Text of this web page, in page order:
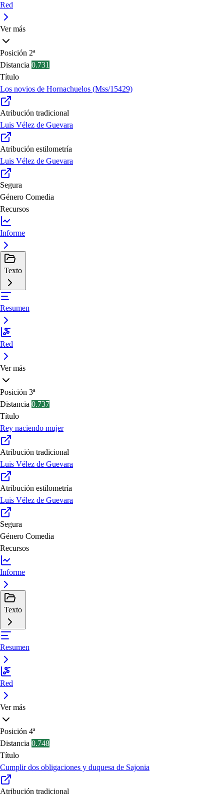
Red
Ver más
Posición 2ª
Distancia 0.731
Título
Los novios de Hornachuelos (Mss/15429)
Atribución tradicional
Luis Vélez de Guevara
Atribución estilometría
Luis Vélez de Guevara
Segura
Género Comedia
Recursos
Informe
Texto
Resumen
Red
Ver más
Posición 3ª
Distancia 0.737
Título
Rey naciendo mujer
Atribución tradicional
Luis Vélez de Guevara
Atribución estilometría
Luis Vélez de Guevara
Segura
Género Comedia
Recursos
Informe
Texto
Resumen
Red
Ver más
Posición 4ª
Distancia 0.748
Título
Cumplir dos obligaciones y duquesa de Sajonia
Atribución tradicional